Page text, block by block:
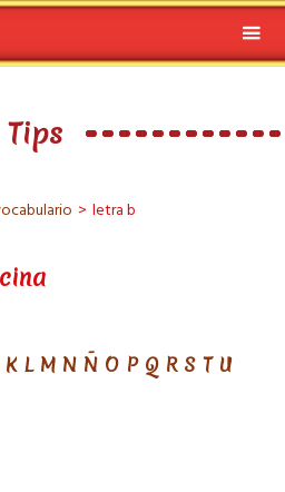
Tips
> letra b
K L M N Ñ O P Q R S T U